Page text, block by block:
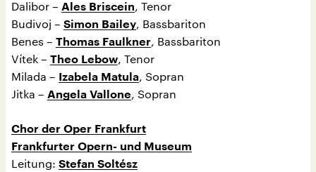
Dalibor – Ales Briscein, Tenor
Budivoj – Simon Bailey, Bassbariton
Benes – Thomas Faulkner, Bassbariton
Vítek – Theo Lebow, Tenor
Milada –
Izabela Matula, Sopran
Jitka – Angela Vallone, Sopran
Chor der Oper Frankfurt
Frankfurter Opern- und Museum
Leitung: Stefan Soltész